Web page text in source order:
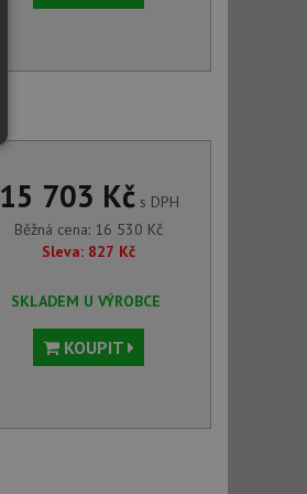
15 703 Kčs DPH
Běžná cena: 16 530 Kč
Sleva: 827 Kč
SKLADEM U VÝROBCE
KOUPIT